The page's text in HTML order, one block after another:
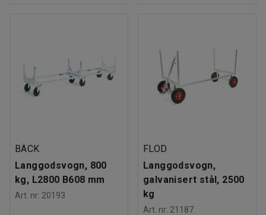
BÄCK
Langgodsvogn, 800
kg, L2800 B608 mm
Art. nr: 20193
FLOD
Langgodsvogn,
galvanisert stål, 2500
kg
Art. nr: 21187